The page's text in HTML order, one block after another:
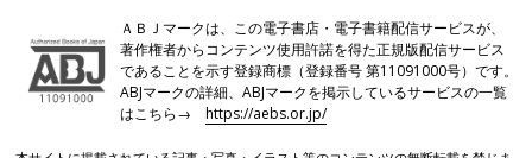
ＡＢＪマークは、この電子書店・電子書籍配信サービスが、
著作権者からコンテンツ使用許諾を得た正規版配信サービス
であることを示す登録商標（登録番号 第11091000号）です。
ABJマークの詳細、ABJマークを掲示しているサービスの一覧
はこちら→https://aebs.or.jp/